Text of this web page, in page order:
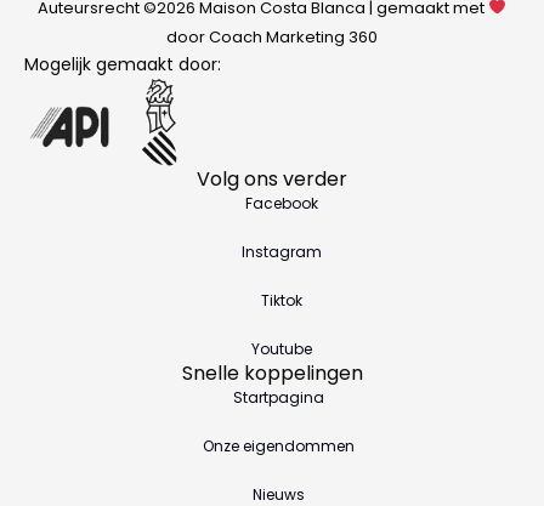
Auteursrecht ©2026 Maison Costa Blanca | gemaakt met
door Coach Marketing 360
Mogelijk gemaakt door:
Volg ons verder
Facebook
Instagram
Tiktok
Youtube
Snelle koppelingen
Startpagina
Onze eigendommen
Nieuws